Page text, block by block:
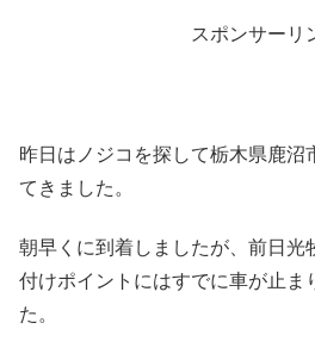
スポンサーリ
昨日はノジコを探して栃木県鹿沼
てきました。
朝早くに到着しましたが、前日光
付けポイントにはすでに車が止ま
た。